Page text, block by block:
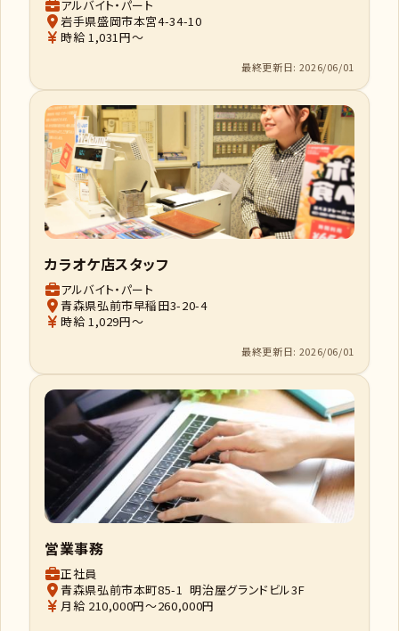
アルバイト・パート
岩手県盛岡市本宮4-34-10
時給 1,031円～
最終更新日: 2026/06/01
カラオケ店スタッフ
アルバイト・パート
青森県弘前市早稲田3-20-4
時給 1,029円～
最終更新日: 2026/06/01
営業事務
正社員
青森県弘前市本町85-1 明治屋グランドビル3F
月給 210,000円～260,000円